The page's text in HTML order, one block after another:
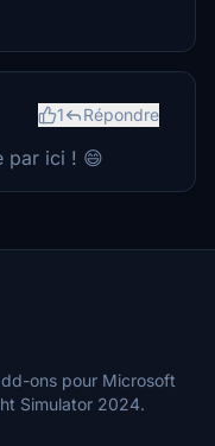
1 Répondre
par ici ! 😄
ons pour Microsoft
Simulator 2024.